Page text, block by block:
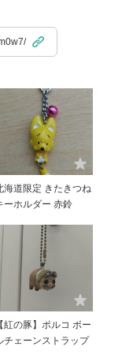
道限定 きたきつね
キーホルダー 赤鈴
【紅の豚】ポルコ ボー
チェーンストラップ